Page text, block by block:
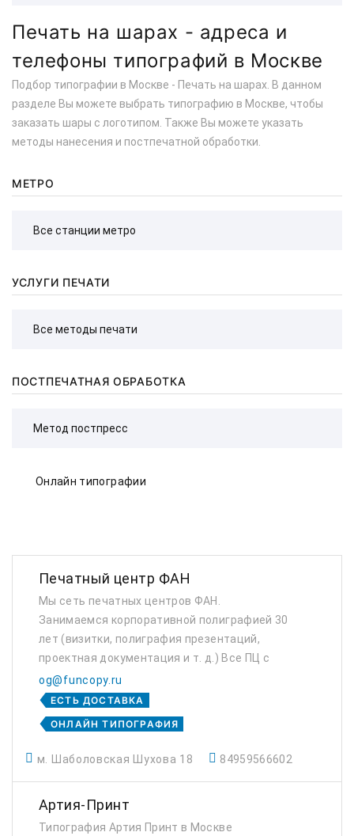
Печать на шарах - адреса и
телефоны типографий в Москве
Подбор типографии в Москве - Печать на шарах. В данном
разделе Вы можете выбрать типографию в Москве, чтобы
заказать шары с логотипом. Также Вы можете указать
методы нанесения и постпечатной обработки.
МЕТРО
УСЛУГИ ПЕЧАТИ
ПОСТПЕЧАТНАЯ ОБРАБОТКА
Онлайн типографии
Печатный центр ФАН
Мы сеть печатных центров ФАН.
Занимаемся корпоративной полиграфией 30
лет (визитки, полиграфия презентаций,
проектная документация и т. д.) Все ПЦ с
удобным расположение у метро и есть
служба доставки.
og@funcopy.ru
ЕСТЬ ДОСТАВКА
ОНЛАЙН ТИПОГРАФИЯ
м. Шаболовская Шухова 18 84959566602
Артия-Принт
Типография Артия Принт в Москве